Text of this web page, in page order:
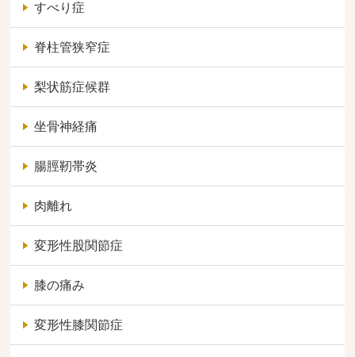
すべり症
脊柱管狭窄症
梨状筋症候群
坐骨神経痛
腸脛靭帯炎
肉離れ
変形性股関節症
膝の痛み
変形性膝関節症